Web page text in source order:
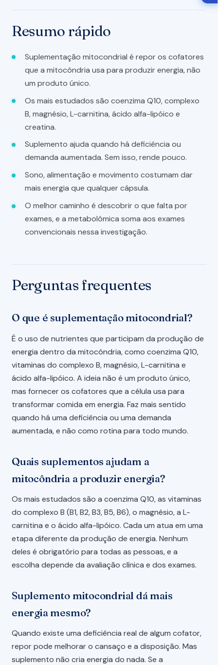
Resumo rápido
Suplementação mitocondrial é repor os cofatores
que a mitocôndria usa para produzir energia, não
um produto único.
Os mais estudados são coenzima Q10, complexo
B, magnésio, L-carnitina, ácido alfa-lipóico e
creatina.
Suplemento ajuda quando há deficiência ou
demanda aumentada. Sem isso, rende pouco.
Sono, alimentação e movimento costumam dar
mais energia que qualquer cápsula.
O melhor caminho é descobrir o que falta por
exames, e a metabolômica soma aos exames
convencionais nessa investigação.
Perguntas frequentes
O que é suplementação mitocondrial?
É o uso de nutrientes que participam da produção de
energia dentro da mitocôndria, como coenzima Q10,
vitaminas do complexo B, magnésio, L-carnitina e
ácido alfa-lipóico. A ideia não é um produto único,
mas fornecer os cofatores que a célula usa para
transformar comida em energia. Faz mais sentido
quando há uma deficiência ou uma demanda
aumentada, e não como rotina para todo mundo.
Quais suplementos ajudam a
mitocôndria a produzir energia?
Os mais estudados são a coenzima Q10, as vitaminas
do complexo B (B1, B2, B3, B5, B6), o magnésio, a L-
carnitina e o ácido alfa-lipóico. Cada um atua em uma
etapa diferente da produção de energia. Nenhum
deles é obrigatório para todas as pessoas, e a
escolha depende da avaliação clínica e dos exames.
Suplemento mitocondrial dá mais
energia mesmo?
Quando existe uma deficiência real de algum cofator,
repor pode melhorar o cansaço e a disposição. Mas
suplemento não cria energia do nada. Se a